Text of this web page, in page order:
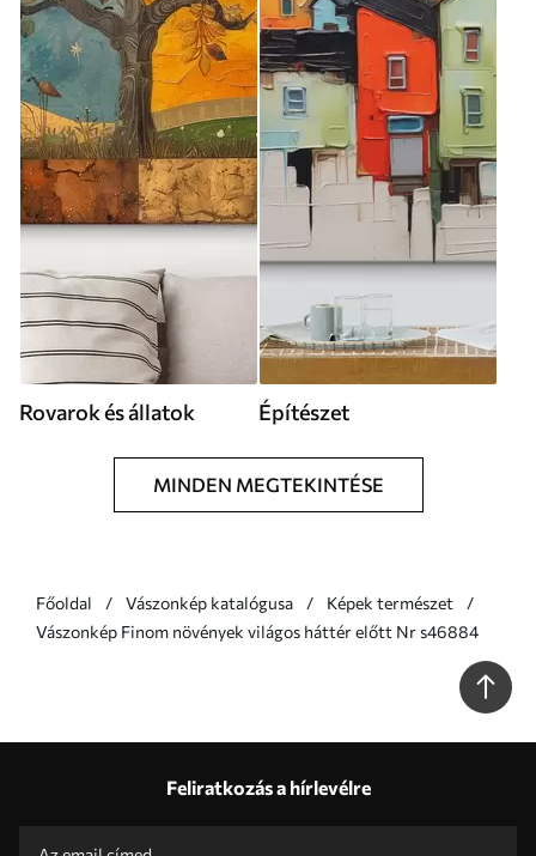
Rovarok és állatok Építészet
MINDEN MEGTEKINTÉSE
Főoldal Vászonkép katalógusa
Képek természet
Vászonkép Finom növények világos háttér előtt Nr s46884
Feliratkozás a hírlevélre